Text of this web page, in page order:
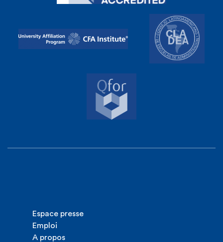
Espace presse
Emploi
A propos